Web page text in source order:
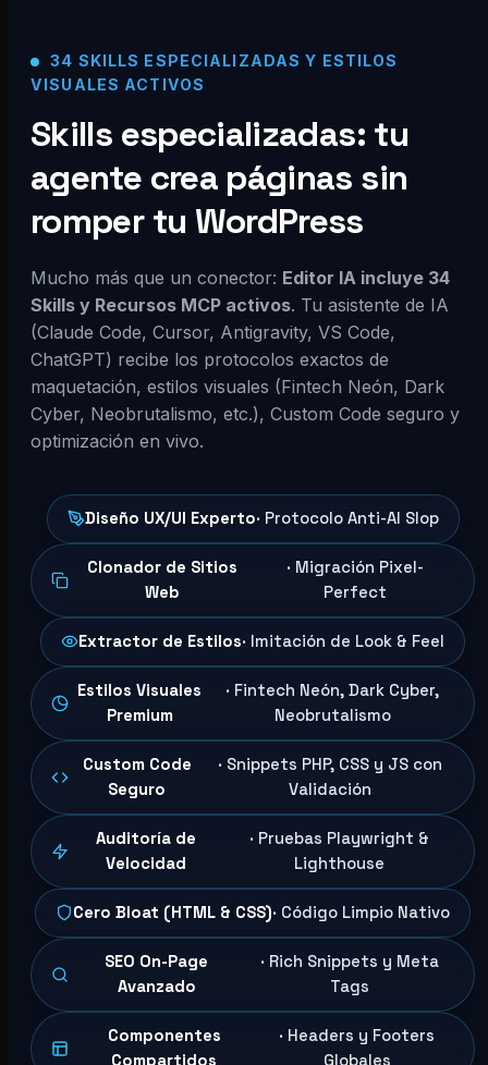
34 SKILLS ESPECIALIZADAS Y ESTILOS
VISUALES ACTIVOS
Skills especializadas: tu
agente crea páginas sin
romper tu WordPress
Mucho más que un conector: Editor IA incluye 34
Skills y Recursos MCP activos. Tu asistente de IA
(Claude Code, Cursor, Antigravity, VS Code,
ChatGPT) recibe los protocolos exactos de
maquetación, estilos visuales (Fintech Neón, Dark
Cyber, Neobrutalismo, etc.), Custom Code seguro y
optimización en vivo.
Diseño UX/UI Experto· Protocolo Anti-AI Slop
Clonador de Sitios
Web
· Migración Pixel-
Perfect
Extractor de Estilos· Imitación de Look & Feel
Estilos Visuales
Premium
· Fintech Neón, Dark Cyber,
Neobrutalismo
Custom Code
Seguro
· Snippets PHP, CSS y JS con
Validación
Auditoría de
Velocidad
· Pruebas Playwright &
Lighthouse
Cero Bloat (HTML & CSS)· Código Limpio Nativo
SEO On-Page
Avanzado
· Rich Snippets y Meta
Tags
Componentes
Compartidos
· Headers y Footers
Globales